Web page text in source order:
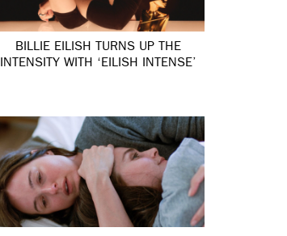
BILLIE EILISH TURNS UP THE
INTENSITY WITH ‘EILISH INTENSE’